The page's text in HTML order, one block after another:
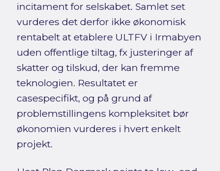
incitament for selskabet. Samlet set
vurderes det derfor ikke økonomisk
rentabelt at etablere ULTFV i Irmabyen
uden offentlige tiltag, fx justeringer af
skatter og tilskud, der kan fremme
teknologien. Resultatet er
casespecifikt, og på grund af
problemstillingens kompleksitet bør
økonomien vurderes i hvert enkelt
projekt.